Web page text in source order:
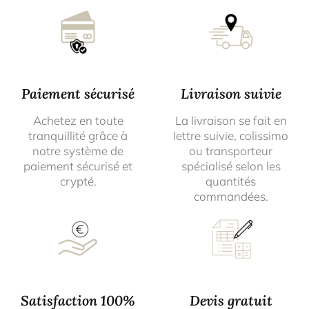
Paiement sécurisé
Achetez en toute
tranquillité grâce à
notre système de
paiement sécurisé et
crypté.
Livraison suivie
La livraison se fait en
lettre suivie, colissimo
ou transporteur
spécialisé selon les
quantités
commandées.
Satisfaction 100%
Devis gratuit